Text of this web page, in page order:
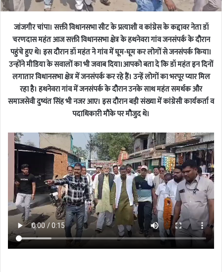
जांजगीर चांपा। सक्ती विधानसभा सीट के प्रत्याशी व कांग्रेस के कद्दावर नेता डॉ
चरणदास महंत आज सक्ती विधानसभा क्षेत्र के हथनेवरा गांव जनसंपर्क के दौरान
पहुंचे हुए थे। इस दौरान डॉ महंत ने गांव में घूम-घूम कर लोगों से जनसंपर्क किया।
उन्होंने मीडिया के सवालों का भी जवाब दिया।आपको बता दे कि डॉ महंत इन दिनों
लगातार विधानसभा क्षेत्र में जनसंपर्क कर रहे हैं। उन्हें लोगों का भरपूर प्यार मिल
रहा है। हथनेवरा गांव में जनसंपर्क के दौरान उनके साथ महंत समर्थक और
समाजसेवी दुष्यंत सिंह भी नजर आए। इस दौरान बड़ी संख्या में कांग्रेसी कार्यकर्ता व
पदाधिकारी मौके पर मौजुद थे।